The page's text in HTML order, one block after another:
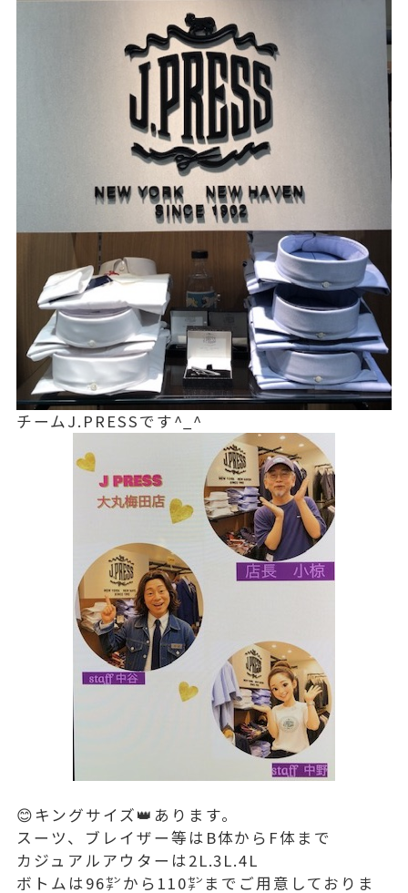
チームJ.PRESSです^_^
😊キングサイズ👑あります。
スーツ、ブレイザー等はB体からF体まで
カジュアルアウターは2L.3L.4L
ボトムは96㌢から110㌢までご用意しておりま